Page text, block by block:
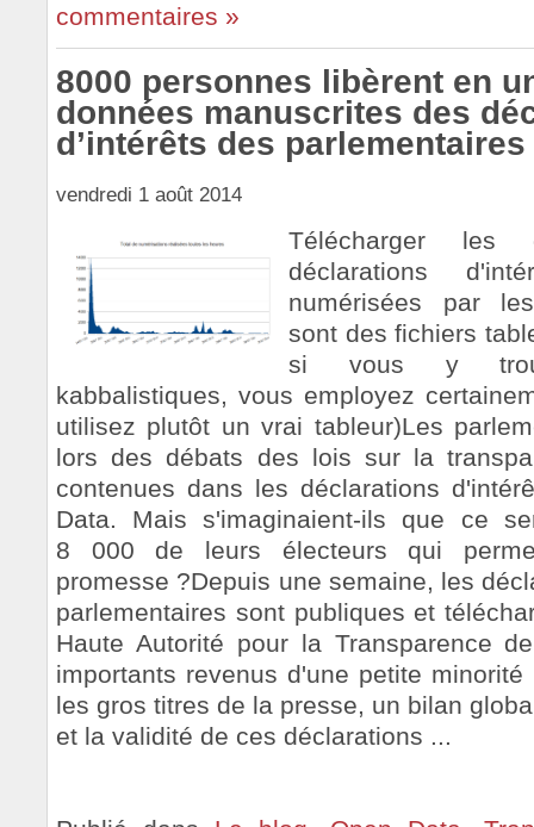
commentaires »
8000 personnes libèrent en
données manuscrites des
d’intérêts des parlementaires
vendredi 1 août 2014
Télécharger les
déclarations
numérisées par
sont des fichiers
si vous y
kabbalistiques, vous employez
utilisez plutôt un vrai tableur)Les
lors des débats des lois sur la
contenues dans les déclarations
Data. Mais s'imaginaient-ils que ce
8 000 de leurs électeurs qui
promesse ?Depuis une semaine, les
parlementaires sont publiques et
Haute Autorité pour la Transparence
importants revenus d'une petite
les gros titres de la presse, un bilan
et la validité de ces déclarations ...